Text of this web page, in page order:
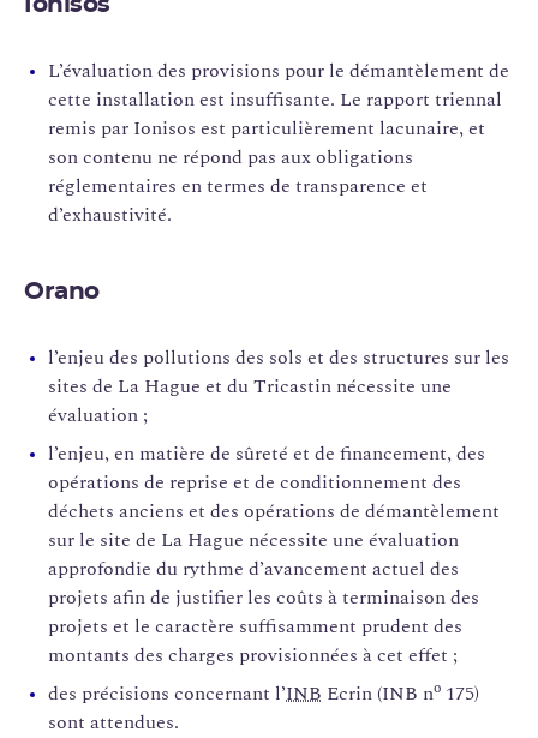
L’évaluation des provisions pour le démantèlement de
cette installation est insuffisante. Le rapport triennal
remis par Ionisos est particulièrement lacunaire, et
son contenu ne répond pas aux obligations
réglementaires en termes de transparence et
d’exhaustivité.
Orano
l’enjeu des pollutions des sols et des structures sur les
sites de La Hague et du Tricastin nécessite une
évaluation ;
l’enjeu, en matière de sûreté et de financement, des
opérations de reprise et de conditionnement des
déchets anciens et des opérations de démantèlement
sur le site de La Hague nécessite une évaluation
approfondie du rythme d’avancement actuel des
projets afin de justifier les coûts à terminaison des
projets et le caractère suffisamment prudent des
montants des charges provisionnées à cet effet ;
des précisions concernant l’INB Ecrin (INB no 175)
sont attendues.